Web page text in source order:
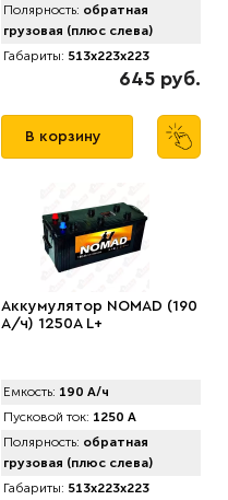
Полярность: обратная
грузовая (плюс слева)
Габариты: 513x223x223
645 руб.
В корзину
Аккумулятор NOMAD (190
А/ч) 1250A L+
Емкость: 190 А/ч
Пусковой ток: 1250 А
Полярность: обратная
грузовая (плюс слева)
Габариты: 513x223x223